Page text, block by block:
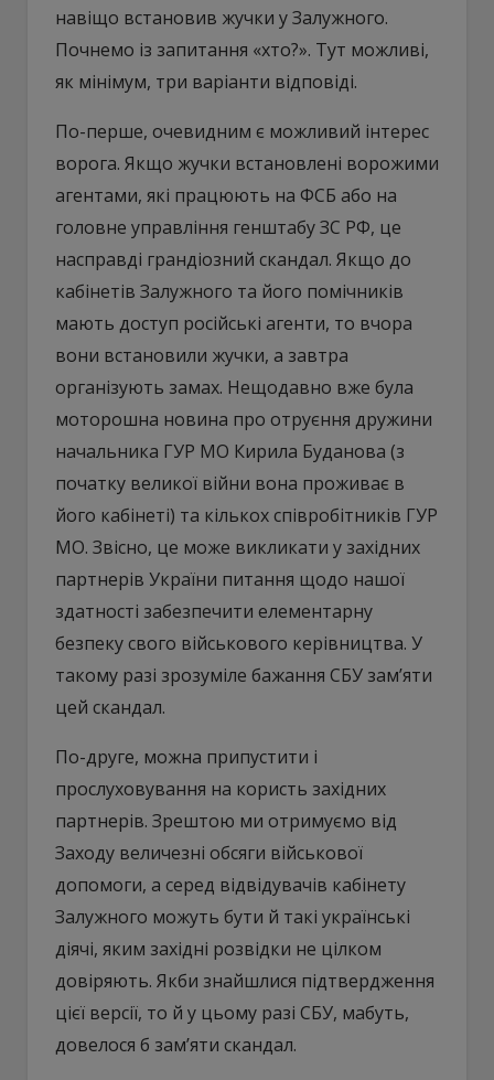
навіщо встановив жучки у Залужного.
Почнемо із запитання «хто?». Тут можливі,
як мінімум, три варіанти відповіді.
По-перше, очевидним є можливий інтерес
ворога. Якщо жучки встановлені ворожими
агентами, які працюють на ФСБ або на
головне управління генштабу ЗС РФ, це
насправді грандіозний скандал. Якщо до
кабінетів Залужного та його помічників
мають доступ російські агенти, то вчора
вони встановили жучки, а завтра
організують замах. Нещодавно вже була
моторошна новина про отруєння дружини
начальника ГУР МО Кирила Буданова (з
початку великої війни вона проживає в
його кабінеті) та кількох співробітників ГУР
МО. Звісно, це може викликати у західних
партнерів України питання щодо нашої
здатності забезпечити елементарну
безпеку свого військового керівництва. У
такому разі зрозуміле бажання СБУ зам’яти
цей скандал.
По-друге, можна припустити і
прослуховування на користь західних
партнерів. Зрештою ми отримуємо від
Заходу величезні обсяги військової
допомоги, а серед відвідувачів кабінету
Залужного можуть бути й такі українські
діячі, яким західні розвідки не цілком
довіряють. Якби знайшлися підтвердження
цієї версії, то й у цьому разі СБУ, мабуть,
довелося б зам’яти скандал.